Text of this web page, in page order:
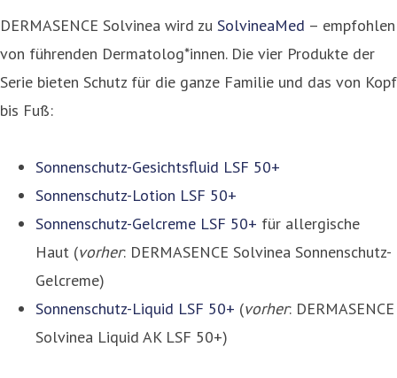
DERMASENCE Solvinea wird zu SolvineaMed – empfohlen
von führenden Dermatolog*innen. Die vier Produkte der
Serie bieten Schutz für die ganze Familie und das von Kopf
bis Fuß:
Sonnenschutz-Gesichtsfluid LSF 50+
Sonnenschutz-Lotion LSF 50+
Sonnenschutz-Gelcreme LSF 50+ für allergische
Haut (vorher: DERMASENCE Solvinea Sonnenschutz-
Gelcreme)
Sonnenschutz-Liquid LSF 50+ (vorher: DERMASENCE
Solvinea Liquid AK LSF 50+)